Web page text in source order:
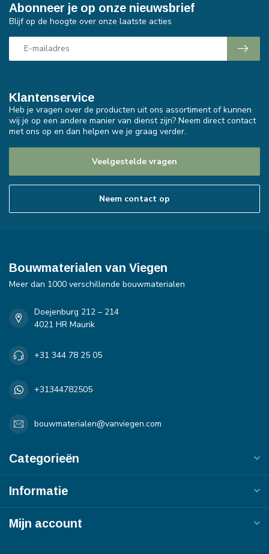
Klantenservice
Heb je vragen over de producten uit ons assortiment of kunnen
wij je op een andere manier van dienst zijn? Neem direct contact
met ons op en dan helpen we je graag verder.
Veelgestelde vragen
Neem contact op
Abonneer je op onze nieuwsbrief
Blijf op de hoogte over onze laatste acties
Bouwmaterialen van Viegen
Meer dan 1000 verschillende bouwmaterialen
Doejenburg 212 – 214
4021 HR Maurik
+31 344 78 25 05
+31344782505
bouwmaterialen@vanviegen.com
Categorieën
Informatie
Mijn account